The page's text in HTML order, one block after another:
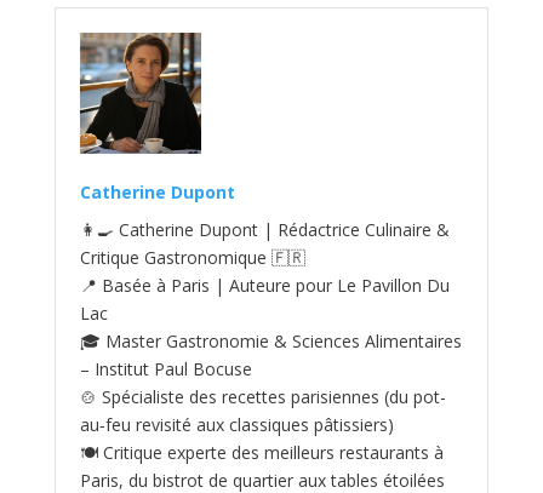
Catherine Dupont
👩‍🍳 Catherine Dupont | Rédactrice Culinaire &
Critique Gastronomique 🇫🇷
📍 Basée à Paris | Auteure pour Le Pavillon Du
Lac
🎓 Master Gastronomie & Sciences Alimentaires
– Institut Paul Bocuse
🍲 Spécialiste des recettes parisiennes (du pot-
au‑feu revisité aux classiques pâtissiers)
🍽️ Critique experte des meilleurs restaurants à
Paris, du bistrot de quartier aux tables étoilées